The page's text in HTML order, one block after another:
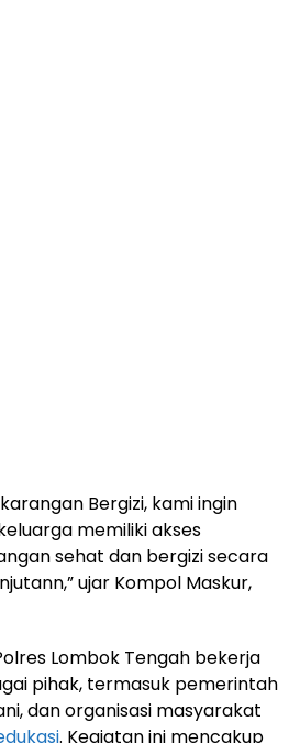
Bergizi, kami ingin
memiliki akses
sehat dan bergizi secara
ujar Kompol Maskur,
Lombok Tengah bekerja
pihak, termasuk pemerintah
dan organisasi masyarakat
. Kegiatan ini mencakup